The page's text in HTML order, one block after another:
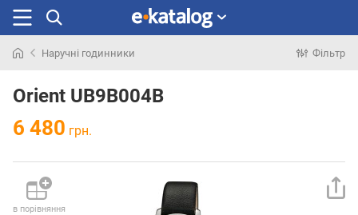
раніше
Наручні годинники Фільтр
Orient UB9B004B
6 480 грн.
в порівняння